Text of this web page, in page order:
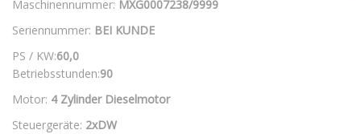
Maschinennummer: MXG0007238/9999
Seriennummer: BEI KUNDE
PS / KW:60,0
Betriebsstunden:90
Motor: 4 Zylinder Dieselmotor
Steuergeräte: 2xDW